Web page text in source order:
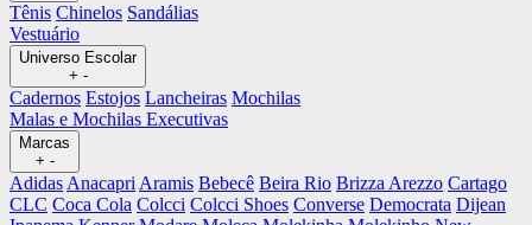
Tênis Chinelos Sandálias
Vestuário
Universo Escolar
+ -
Cadernos Estojos Lancheiras Mochilas
Malas e Mochilas Executivas
Marcas
+ -
Adidas Anacapri Aramis Bebecê Beira Rio Brizza Arezzo Cartago
CLC Coca Cola Colcci Colcci Shoes Converse Democrata Dijean